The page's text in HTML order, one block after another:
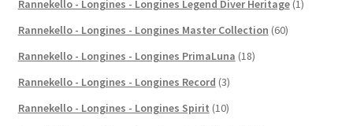
Rannekello - Longines - Longines Legend Diver Heritage (1)
Rannekello - Longines - Longines Master Collection (60)
Rannekello - Longines - Longines PrimaLuna (18)
Rannekello - Longines - Longines Record (3)
Rannekello - Longines - Longines Spirit (10)